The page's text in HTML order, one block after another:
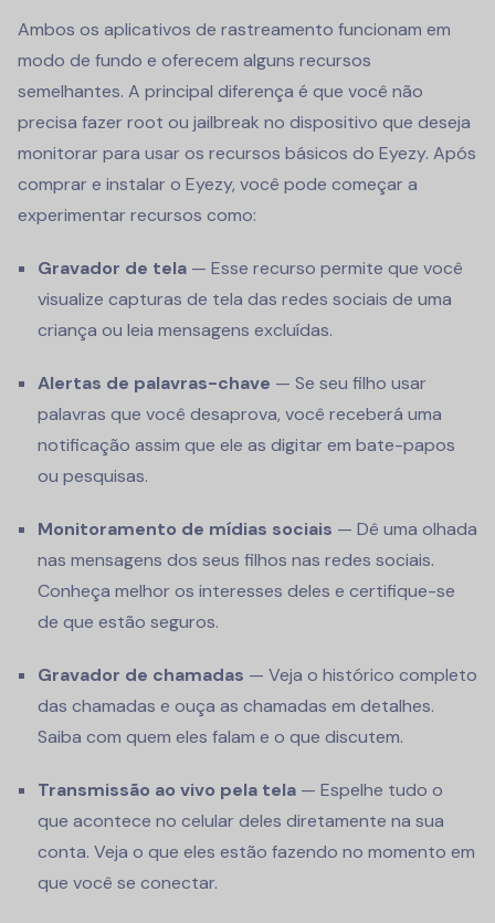
Ambos os aplicativos de rastreamento funcionam em
modo de fundo e oferecem alguns recursos
semelhantes. A principal diferença é que você não
precisa fazer root ou jailbreak no dispositivo que deseja
monitorar para usar os recursos básicos do Eyezy. Após
comprar e instalar o Eyezy, você pode começar a
experimentar recursos como:
Gravador de tela — Esse recurso permite que você
visualize capturas de tela das redes sociais de uma
criança ou leia mensagens excluídas.
Alertas de palavras-chave — Se seu filho usar
palavras que você desaprova, você receberá uma
notificação assim que ele as digitar em bate-papos
ou pesquisas.
Monitoramento de mídias sociais — Dê uma olhada
nas mensagens dos seus filhos nas redes sociais.
Conheça melhor os interesses deles e certifique-se
de que estão seguros.
Gravador de chamadas — Veja o histórico completo
das chamadas e ouça as chamadas em detalhes.
Saiba com quem eles falam e o que discutem.
Transmissão ao vivo pela tela — Espelhe tudo o
que acontece no celular deles diretamente na sua
conta. Veja o que eles estão fazendo no momento em
que você se conectar.